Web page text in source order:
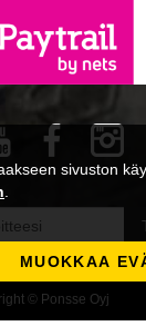
© Ponsse Oyj
sivuston
MUOKKAA